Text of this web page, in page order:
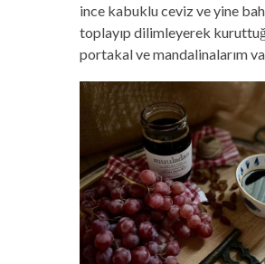
ince kabuklu ceviz ve yine
toplayıp dilimleyerek
portakal ve mandalinalarım